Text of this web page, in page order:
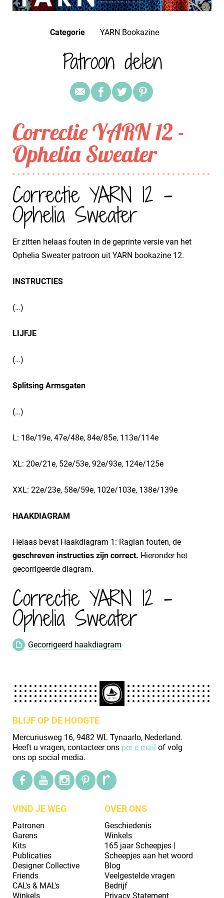
Categorie YARN Bookazine
Patroon delen
Correctie YARN 12 -
Ophelia Sweater
Correctie YARN 12 -
Ophelia Sweater
Er zitten helaas fouten in de geprinte versie van het
Ophelia Sweater patroon uit YARN bookazine 12.
INSTRUCTIES
(…)
LIJFJE
(…)
Splitsing Armsgaten
(…)
L: 18e/19e, 47e/48e, 84e/85e, 113e/114e
XL: 20e/21e, 52e/53e, 92e/93e, 124e/125e
XXL: 22e/23e, 58e/59e, 102e/103e, 138e/139e
HAAKDIAGRAM
Helaas bevat Haakdiagram 1: Raglan fouten, de
geschreven instructies zijn correct. Hieronder het
gecorrigeerde diagram.
Correctie YARN 12 -
Ophelia Sweater
Gecorrigeerd haakdiagram
BLIJF OP DE HOOGTE
Mercuriusweg 16, 9482 WL Tynaarlo, Nederland.
Heeft u vragen, contacteer ons per e-mail of volg
ons op social media.
VIND JE WEG
Patronen
Garens
Kits
Publicaties
Designer Collective
Friends
CAL's & MAL's
Winkels
OVER ONS
Geschiedenis
Winkels
165 jaar Scheepjes |
Scheepjes aan het woord
Blog
Veelgestelde vragen
Bedrijf
Privacy Statement